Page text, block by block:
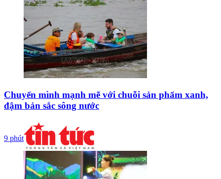
Chuyển mình mạnh mẽ với chuỗi sản phẩm xanh,
đậm bản sắc sông nước
9 phút